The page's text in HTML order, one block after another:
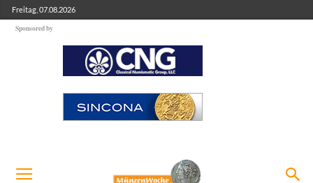
Freitag, 07.08.2026
Sponsored by